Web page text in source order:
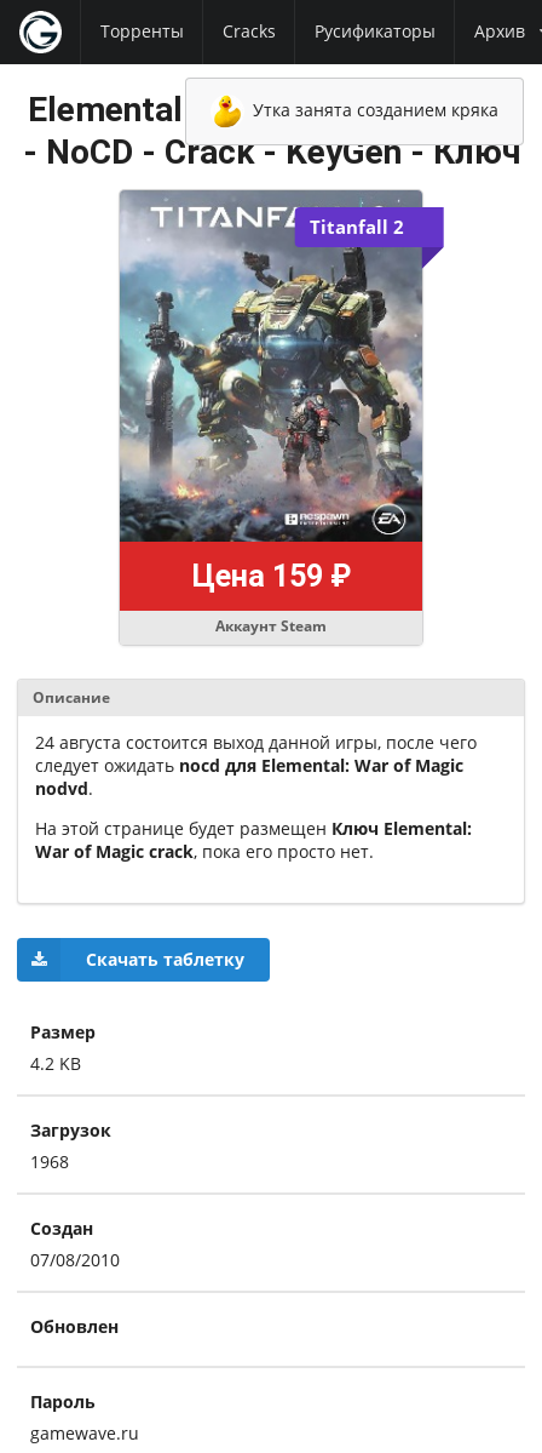
Торренты Cracks Русификаторы Архив
Утка занята созданием кряка
Elemental War of Magic NoDVD
- NoCD - Crack - KeyGen - Ключ
Titanfall 2
Аккаунт Steam
Цена 159 ₽
Описание
24 августа состоится выход данной игры, после чего
следует ожидать nocd для Elemental: War of Magic
nodvd.
На этой странице будет размещен Ключ Elemental:
War of Magic crack, пока его просто нет.
Скачать таблетку
Размер
4.2 KB
Загрузок
1968
Создан
07/08/2010
Обновлен
Пароль
gamewave.ru